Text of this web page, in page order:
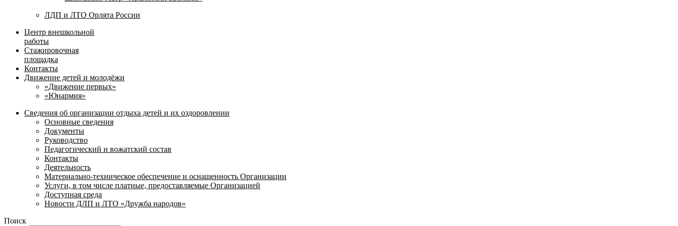
ЛДП и ЛТО Орлята России
Центр внешкольной
работы
Стажировочная
площадка
Контакты
Движение детей и молодёжи
«Движение первых»
«Юнармия»
Сведения об организации отдыха детей и их оздоровлении
Основные сведения
Документы
Руководство
Педагогический и вожатский состав
Контакты
Деятельность
Материально-техническое обеспечение и оснащенность Организации
Услуги, в том числе платные, предоставляемые Организацией
Доступная среда
Новости ДЛП и ЛТО «Дружба народов»
Поиск